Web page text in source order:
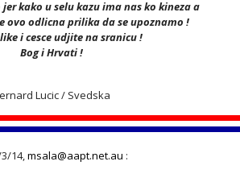
kako u selu kazu ima nas ko kineza a
ovo odlicna prilika da se upoznamo !
i cesce udjite na sranicu !
Bog i Hrvati !
Lucic / Svedska
14,msala@aapt.net.au :